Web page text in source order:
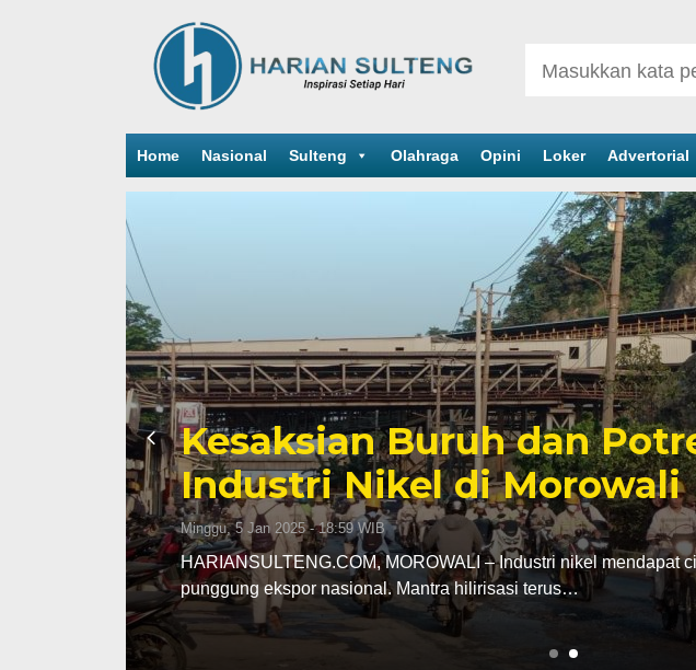
Home Nasional Sulteng Olahraga Opini Loker Advertorial
Buruh dan Potret Buram
di Morowali
MOROWALI – Industri nikel mendapat citra positif sebagai tulang
Mantra hilirisasi terus…